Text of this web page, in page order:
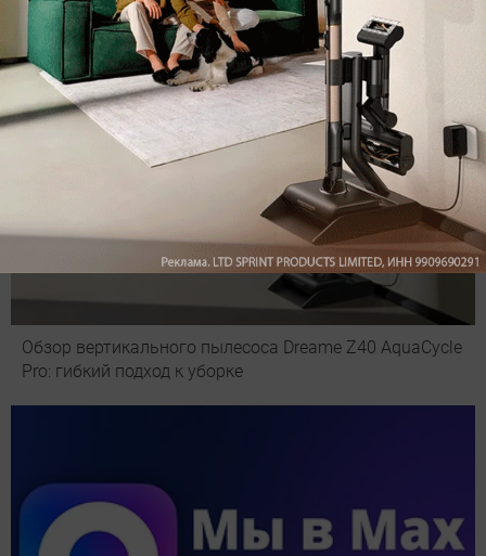
Обзор вертикального пылесоса Dreame Z40 AquaCycle
Pro: гибкий подход к уборке